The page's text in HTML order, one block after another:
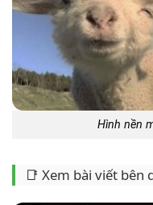
Hình nền
📑 Xem bài viết bên